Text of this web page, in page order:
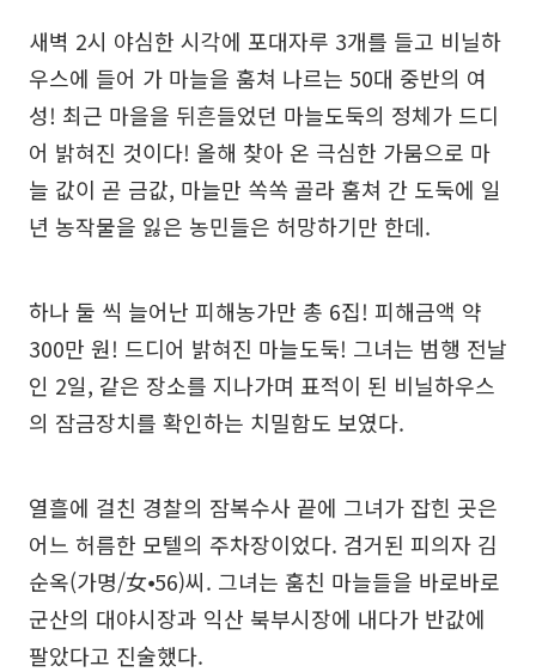
새벽 2시 야심한 시각에 포대자루 3개를 들고 비닐하
우스에 들어 가 마늘을 훔쳐 나르는 50대 중반의 여
성! 최근 마을을 뒤흔들었던 마늘도둑의 정체가 드디
어 밝혀진 것이다! 올해 찾아 온 극심한 가뭄으로 마
늘 값이 곧 금값, 마늘만 쏙쏙 골라 훔쳐 간 도둑에 일
년 농작물을 잃은 농민들은 허망하기만 한데.
하나 둘 씩 늘어난 피해농가만 총 6집! 피해금액 약
300만 원! 드디어 밝혀진 마늘도둑! 그녀는 범행 전날
인 2일, 같은 장소를 지나가며 표적이 된 비닐하우스
의 잠금장치를 확인하는 치밀함도 보였다.
열흘에 걸친 경찰의 잠복수사 끝에 그녀가 잡힌 곳은
어느 허름한 모텔의 주차장이었다. 검거된 피의자 김
순옥(가명/女⦁56)씨. 그녀는 훔친 마늘들을 바로바로
군산의 대야시장과 익산 북부시장에 내다가 반값에
팔았다고 진술했다.